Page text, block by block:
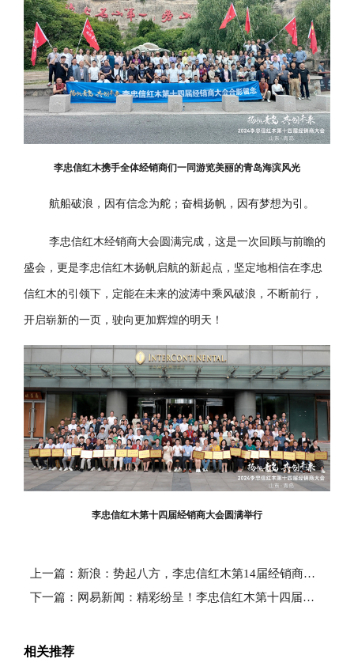
李忠信红木携手全体经销商们一同游览美丽的青岛海滨风光
航船破浪，因有信念为舵；奋楫扬帆，因有梦想为引。
李忠信红木经销商大会圆满完成，这是一次回顾与前瞻的
盛会，更是李忠信红木扬帆启航的新起点，坚定地相信在李忠
信红木的引领下，定能在未来的波涛中乘风破浪，不断前行，
开启崭新的一页，驶向更加辉煌的明天！
李忠信红木第十四届经销商大会圆满举行
上一篇：新浪：势起八方，李忠信红木第14届经销商大会盛大起航！
下一篇：网易新闻：精彩纷呈！李忠信红木第十四届经销商大会共谋发展大计
相关推荐